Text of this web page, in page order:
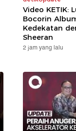
Video KETIK:
Bocorin
Kedekatan
Sheeran
2 jam yang lalu